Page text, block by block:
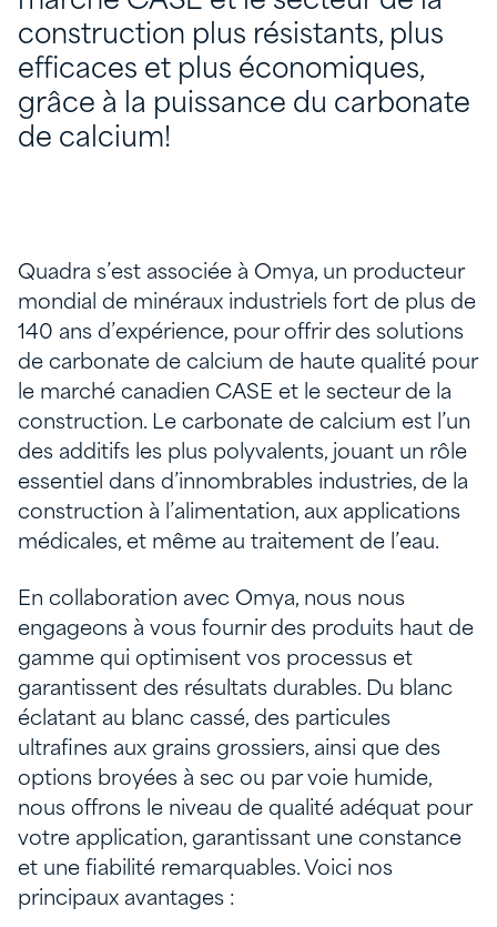
construction plus résistants, plus
efficaces et plus économiques,
grâce à la puissance du carbonate
de calcium!
Quadra s’est associée à Omya, un producteur
mondial de minéraux industriels fort de plus de
140 ans d’expérience, pour offrir des solutions
de carbonate de calcium de haute qualité pour
le marché canadien CASE et le secteur de la
construction. Le carbonate de calcium est l’un
des additifs les plus polyvalents, jouant un rôle
essentiel dans d’innombrables industries, de la
construction à l’alimentation, aux applications
médicales, et même au traitement de l’eau.
En collaboration avec Omya, nous nous
engageons à vous fournir des produits haut de
gamme qui optimisent vos processus et
garantissent des résultats durables. Du blanc
éclatant au blanc cassé, des particules
ultrafines aux grains grossiers, ainsi que des
options broyées à sec ou par voie humide,
nous offrons le niveau de qualité adéquat pour
votre application, garantissant une constance
et une fiabilité remarquables. Voici nos
principaux avantages :